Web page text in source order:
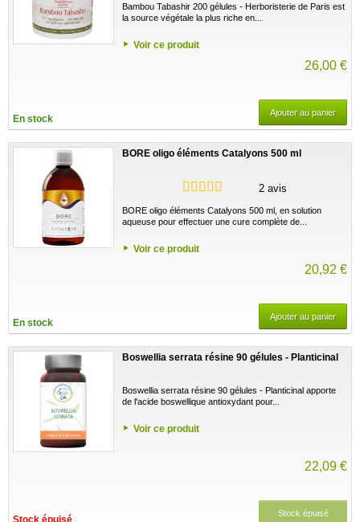
Bambou Tabashir 200 gélules - Herboristerie de Paris est
la source végétale la plus riche en...
Voir ce produit
26,00 €
En stock
Ajouter au panier
BORE oligo éléments Catalyons 500 ml
2 avis
BORE oligo éléments Catalyons 500 ml, en solution
aqueuse pour effectuer une cure complète de...
Voir ce produit
20,92 €
En stock
Ajouter au panier
Boswellia serrata résine 90 gélules - Planticinal
Boswellia serrata résine 90 gélules - Planticinal apporte
de l'acide boswellique antioxydant pour...
Voir ce produit
22,09 €
Stock épuisé
Stock épuisé